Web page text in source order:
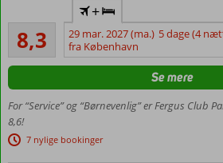
Gåafstand til
to dejlige
sandstrande
Mulighed
for privat
Masser af
8,3Meget godt
647
anmeldelser
+
29 mar. 2027 (ma.) 5 dage (4
fra København
For “Service” og “Børnevenlig” er Fergus Club
8,6!
7 nylige bookinger
Se mere